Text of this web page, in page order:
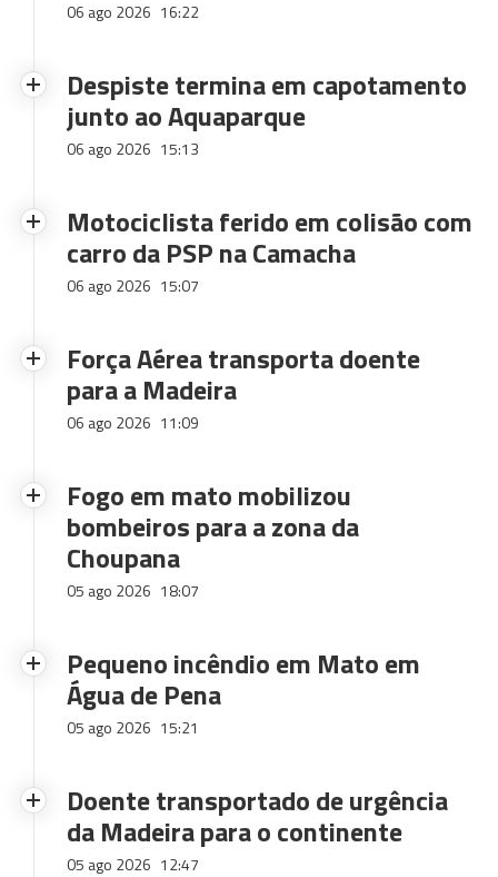
06 ago 2026 16:22
Despiste termina em capotamento
junto ao Aquaparque
06 ago 2026 15:13
Motociclista ferido em colisão com
carro da PSP na Camacha
06 ago 2026 15:07
Força Aérea transporta doente
para a Madeira
06 ago 2026 11:09
Fogo em mato mobilizou
bombeiros para a zona da
Choupana
05 ago 2026 18:07
Pequeno incêndio em Mato em
Água de Pena
05 ago 2026 15:21
Doente transportado de urgência
da Madeira para o continente
05 ago 2026 12:47